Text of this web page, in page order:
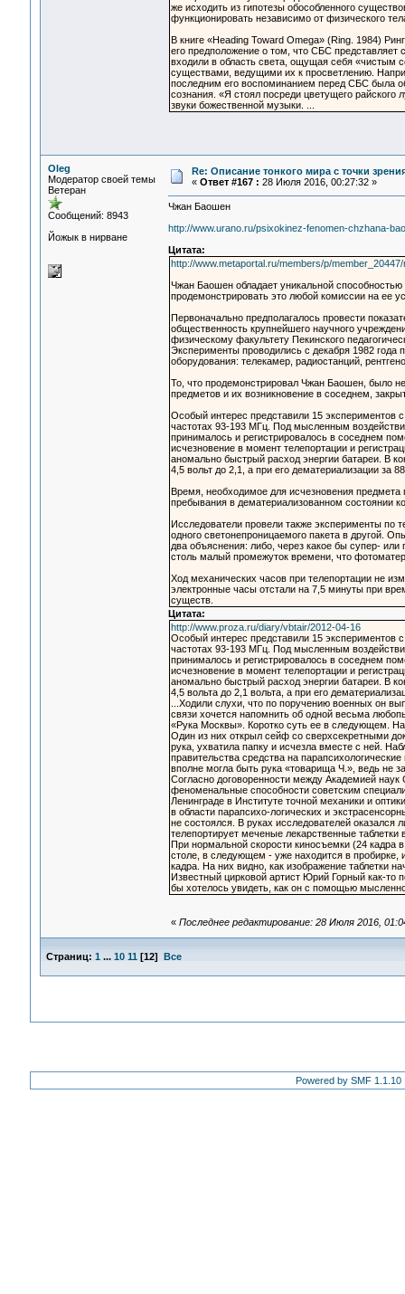
же исходить из гипотезы обособленного
функционировать независимо от физического
В книге «Heading Toward Omega» (Ring. 1984)
его предположение о том, что СБС представляет
входили в область света, ощущая себя «чистым
существами, ведущими их к просветлению.
последним его воспоминанием перед СБС была
сознания. «Я стоял посреди цветущего
звуки божественной музыки. ...
Oleg
Модератор своей темы
Ветеран
Сообщений: 8943
Йожык в нирване
Re: Описание тонкого мира с точки
« Ответ #167 : 28 Июля 2016, 00:27:32 »
Чжан Баошен
http://www.urano.ru/psixokinez-fenomen-chzhana-
Цитата:
http://www.metaportal.ru/members/p/
Чжан Баошен обладает уникальной
продемонстрировать это любой комиссии на ее
Первоначально предполагалось провести
общественность крупнейшего научного
физическому факультету Пекинского
Эксперименты проводились с декабря 1982
оборудования: телекамер, радиостанций,
То, что продемонстрировал Чжан Баошен, было
предметов и их возникновение в соседнем,
Особый интерес представили 15
частотах 93-193 МГц. Под мысленным
принималось и регистрировалось в соседнем
исчезновение в момент телепортации и
аномально быстрый расход энергии батареи. В
4,5 вольт до 2,1, а при его дематериализации за
Время, необходимое для исчезновения предмета
пребывания в дематериализованном состоянии
Исследователи провели также эксперименты по
одного светонепроницаемого пакета в другой.
два объяснения: либо, через какое бы супер-
столь малый промежуток времени, что
Ход механических часов при телепортации не
электронные часы отстали на 7,5 минуты при
существ.
Цитата:
http://www.proza.ru/diary/vbtair/2012-04-16
Особый интерес представили 15
частотах 93-193 МГц. Под мысленным
принималось и регистрировалось в соседнем
исчезновение в момент телепортации и
аномально быстрый расход энергии батареи. В
4,5 вольта до 2,1 вольта, а при его
...Ходили слухи, что по поручению военных он
связи хочется напомнить об одной весьма
«Рука Москвы». Коротко суть ее в следующем.
Один из них открыл сейф со сверхсекретными
рука, ухватила папку и исчезла вместе с ней.
правительства средства на
вполне могла быть рука «товарища Ч.», ведь не
Согласно договоренности между Академией
феноменальные способности советским
Ленинграде в Институте точной механики и
в области парапсихо-логических и
не состоялся. В руках исследователей
телепортирует меченые лекарственные
При нормальной скорости киносъемки (24 кадра
столе, в следующем - уже находится в пробирке,
кадра. На них видно, как изображение таблетки
Известный цирковой артист Юрий Горный как-то
бы хотелось увидеть, как он с помощью
« Последнее редактирование: 28 Июля 2016,
Страниц: 1 ... 10 11 [12] Все
Powered by SMF 1.1.10